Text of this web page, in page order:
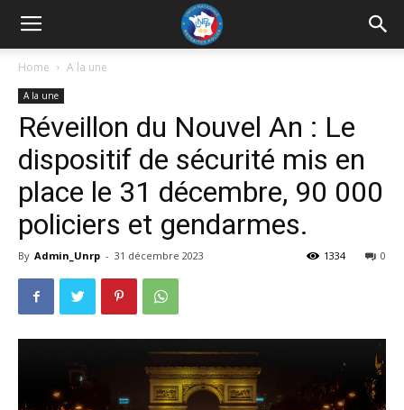
UNRP
Home A la une
A la une
Réveillon du Nouvel An : Le
dispositif de sécurité mis en
place le 31 décembre, 90 000
policiers et gendarmes.
By Admin_Unrp - 31 décembre 2023 0
1334